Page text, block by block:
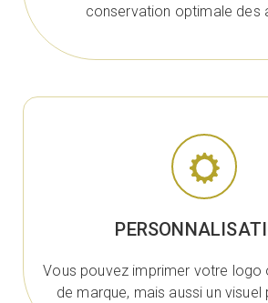
conservation optimale des
Vous pouvez imprimer votre logo
de marque, mais aussi un visuel